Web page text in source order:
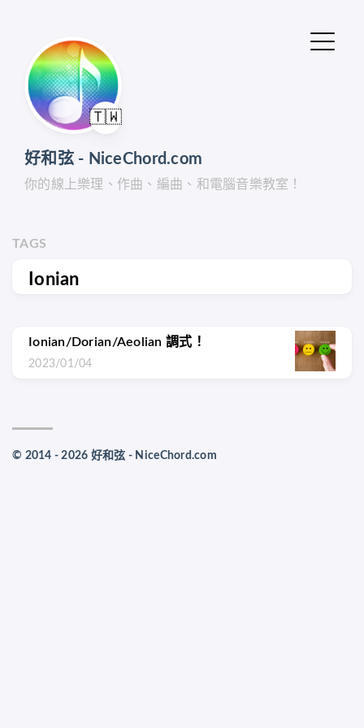
🇹🇼
好和弦 - NiceChord.com
你的線上樂理、作曲、編曲、和電腦音樂教室！
TAGS
Ionian
Ionian/Dorian/Aeolian 調式！
2023/01/04
© 2014 - 2026 好和弦 - NiceChord.com